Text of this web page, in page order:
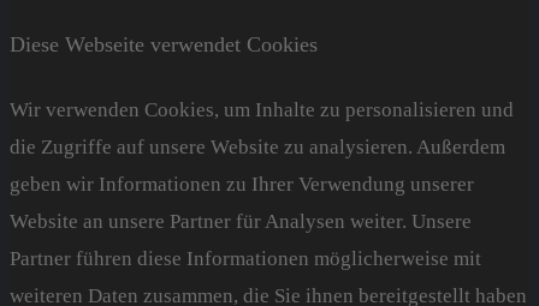
Diese Webseite verwendet Cookies
Wir verwenden Cookies, um Inhalte zu personalisieren und
die Zugriffe auf unsere Website zu analysieren. Außerdem
geben wir Informationen zu Ihrer Verwendung unserer
Website an unsere Partner für Analysen weiter. Unsere
Partner führen diese Informationen möglicherweise mit
weiteren Daten zusammen, die Sie ihnen bereitgestellt haben